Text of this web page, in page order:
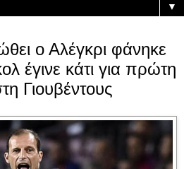
▼
ο Αλέγκρι φάνηκε
έγινε κάτι για πρώτη
Γιουβέντους